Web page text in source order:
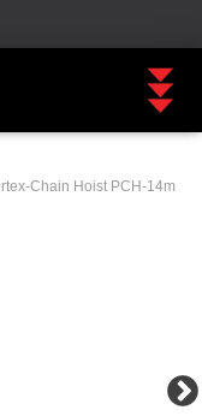
Chain Hoist PCH-14m